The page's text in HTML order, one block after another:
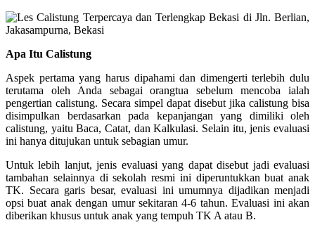
Apa Itu Calistung
Aspek pertama yang harus dipahami dan dimengerti terlebih dulu
terutama oleh Anda sebagai orangtua sebelum mencoba ialah
pengertian calistung. Secara simpel dapat disebut jika calistung bisa
disimpulkan berdasarkan pada kepanjangan yang dimiliki oleh
calistung, yaitu Baca, Catat, dan Kalkulasi. Selain itu, jenis evaluasi
ini hanya ditujukan untuk sebagian umur.
Untuk lebih lanjut, jenis evaluasi yang dapat disebut jadi evaluasi
tambahan selainnya di sekolah resmi ini diperuntukkan buat anak
TK. Secara garis besar, evaluasi ini umumnya dijadikan menjadi
opsi buat anak dengan umur sekitaran 4-6 tahun. Evaluasi ini akan
diberikan khusus untuk anak yang tempuh TK A atau B.